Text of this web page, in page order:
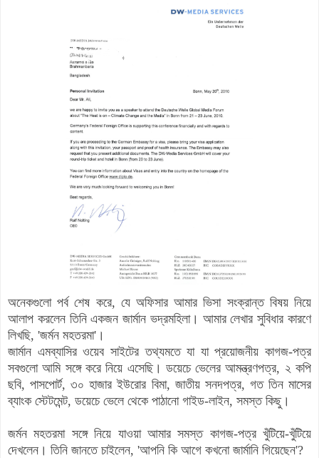
অনেকগুলো পর্ব শেষ করে, যে অফিসার আমার ভিসা সংক্রান্ত বিষয় নিয়ে
আলাপ করলেন তিনি একজন জার্মান ভদ্রমহিলা। আমার লেখার সুবিধার কারণে
লিখছি, 'জর্মন মহতরমা'।
জার্মান এমব্যাসির ওয়েব সাইটের তথ্যমতে যা যা প্রয়োজনীয় কাগজ-পত্র
সবগুলো আমি সঙ্গে করে নিয়ে এসেছি। ডয়েচে ভেলের আমন্ত্রণপত্র, ২ কপি
ছবি, পাসপোর্ট, ৩০ হাজার ইউরোর বিমা, জাতীয় সনদপত্র, গত তিন মাসের
ব্যাংক স্টেটমেন্ট, ডয়েচে ভেলে থেকে পাঠানো গাইড-লাইন, সমস্ত কিছু।
জর্মন মহতরমা সঙ্গে নিয়ে যাওয়া আমার সমস্ত কাগজ-পত্র খুঁটিয়ে-খুঁটিয়ে
দেখলেন। তিনি জানতে চাইলেন, 'আপনি কি আগে কখনো জার্মানি গিয়েছেন'?